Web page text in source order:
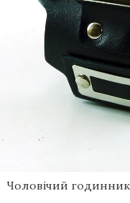
Чоловічий